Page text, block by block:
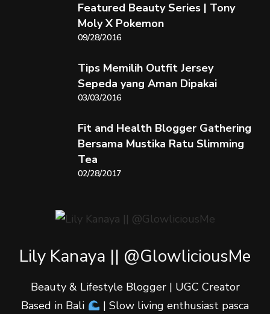
Featured Beauty Series | Tony
Moly X Pokemon
09/28/2016
Tips Memilih Outfit Jersey
Sepeda yang Aman Dipakai
03/03/2016
Fit and Health Blogger Gathering
Bersama Mustika Ratu Slimming
Tea
02/28/2017
Lily Kanaya || @GlowliciousMe
Beauty & Lifestyle Blogger | UGC Creator
Based in Bali
| Slow living enthusiast pasca